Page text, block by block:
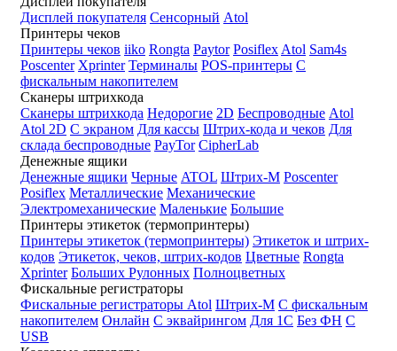
Дисплей покупателя Сенсорный Atol
Принтеры чеков
Принтеры чеков iiko Rongta Paytor Posiflex Atol Sam4s
Poscenter Xprinter Терминалы POS-принтеры С
фискальным накопителем
Сканеры штрихкода
Сканеры штрихкода Недорогие 2D Беспроводные Atol
Atol 2D С экраном Для кассы Штрих-кода и чеков Для
склада беспроводные PayTor CipherLab
Денежные ящики
Денежные ящики Черные ATOL Штрих-М Poscenter
Posiflex Металлические Механические
Электромеханические Маленькие Большие
Принтеры этикеток (термопринтеры)
Принтеры этикеток (термопринтеры) Этикеток и штрих-
кодов Этикеток, чеков, штрих-кодов Цветные Rongta
Xprinter Больших Рулонных Полноцветных
Фискальные регистраторы
Фискальные регистраторы Atol Штрих-М С фискальным
накопителем Онлайн С эквайрингом Для 1С Без ФН С
USB